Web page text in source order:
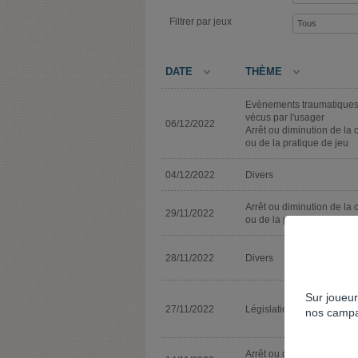
Filtrer par jeux
DATE THÈME
06/12/2022
Evènements traumatiques
vécus par l'usager
Arrêt ou diminution de la
ou de la pratique de jeu
04/12/2022 Divers
29/11/2022
Arrêt ou diminution de la
ou de la pratique de jeu
28/11/2022 Divers
27/11/2022 Législation
Arrêt ou diminution de la
Sur
nos